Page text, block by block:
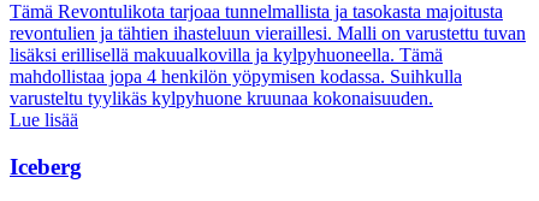
Tämä Revontulikota tarjoaa tunnelmallista ja tasokasta majoitusta
revontulien ja tähtien ihasteluun vieraillesi. Malli on varustettu tuvan
lisäksi erillisellä makuualkovilla ja kylpyhuoneella. Tämä
mahdollistaa jopa 4 henkilön yöpymisen kodassa. Suihkulla
varusteltu tyylikäs kylpyhuone kruunaa kokonaisuuden.
Lue lisää
Iceberg